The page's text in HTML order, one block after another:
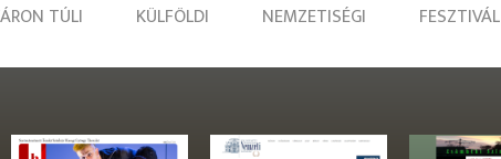
TÚLI KÜLFÖLDI NEMZETISÉGI FESZTIVÁL